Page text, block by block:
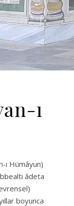
ı
Hümâyun)
âdeta
boyunca